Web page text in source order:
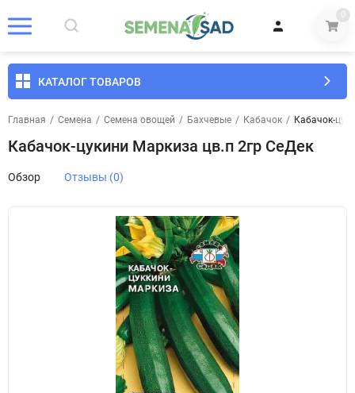
0
КАТАЛОГ ТОВАРОВ
Главная / Семена / Семена овощей / Бахчевые / Кабачок / Кабачок-
Кабачок-цукини Маркиза цв.п 2гр СеДек
Обзор Отзывы (0)